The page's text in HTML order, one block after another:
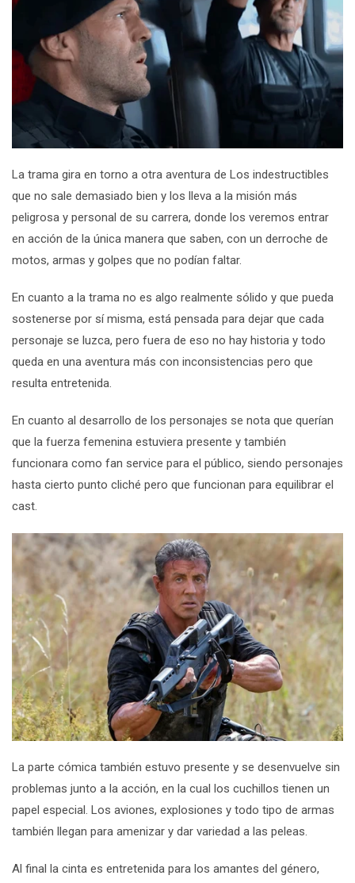
La trama gira en torno a otra aventura de Los indestructibles
que no sale demasiado bien y los lleva a la misión más
peligrosa y personal de su carrera, donde los veremos entrar
en acción de la única manera que saben, con un derroche de
motos, armas y golpes que no podían faltar.
En cuanto a la trama no es algo realmente sólido y que pueda
sostenerse por sí misma, está pensada para dejar que cada
personaje se luzca, pero fuera de eso no hay historia y todo
queda en una aventura más con inconsistencias pero que
resulta entretenida.
En cuanto al desarrollo de los personajes se nota que querían
que la fuerza femenina estuviera presente y también
funcionara como fan service para el público, siendo personajes
hasta cierto punto cliché pero que funcionan para equilibrar el
cast.
La parte cómica también estuvo presente y se desenvuelve sin
problemas junto a la acción, en la cual los cuchillos tienen un
papel especial. Los aviones, explosiones y todo tipo de armas
también llegan para amenizar y dar variedad a las peleas.
Al final la cinta es entretenida para los amantes del género,